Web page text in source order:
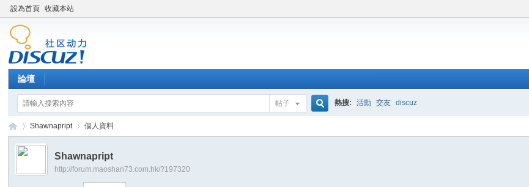
設為首頁 收藏本站
論壇
帖子 熱搜: 活動 交友 discuz
›
Shawnapript 個人資料
Shawnapript
http://forum.maoshan73.com.hk/?197320